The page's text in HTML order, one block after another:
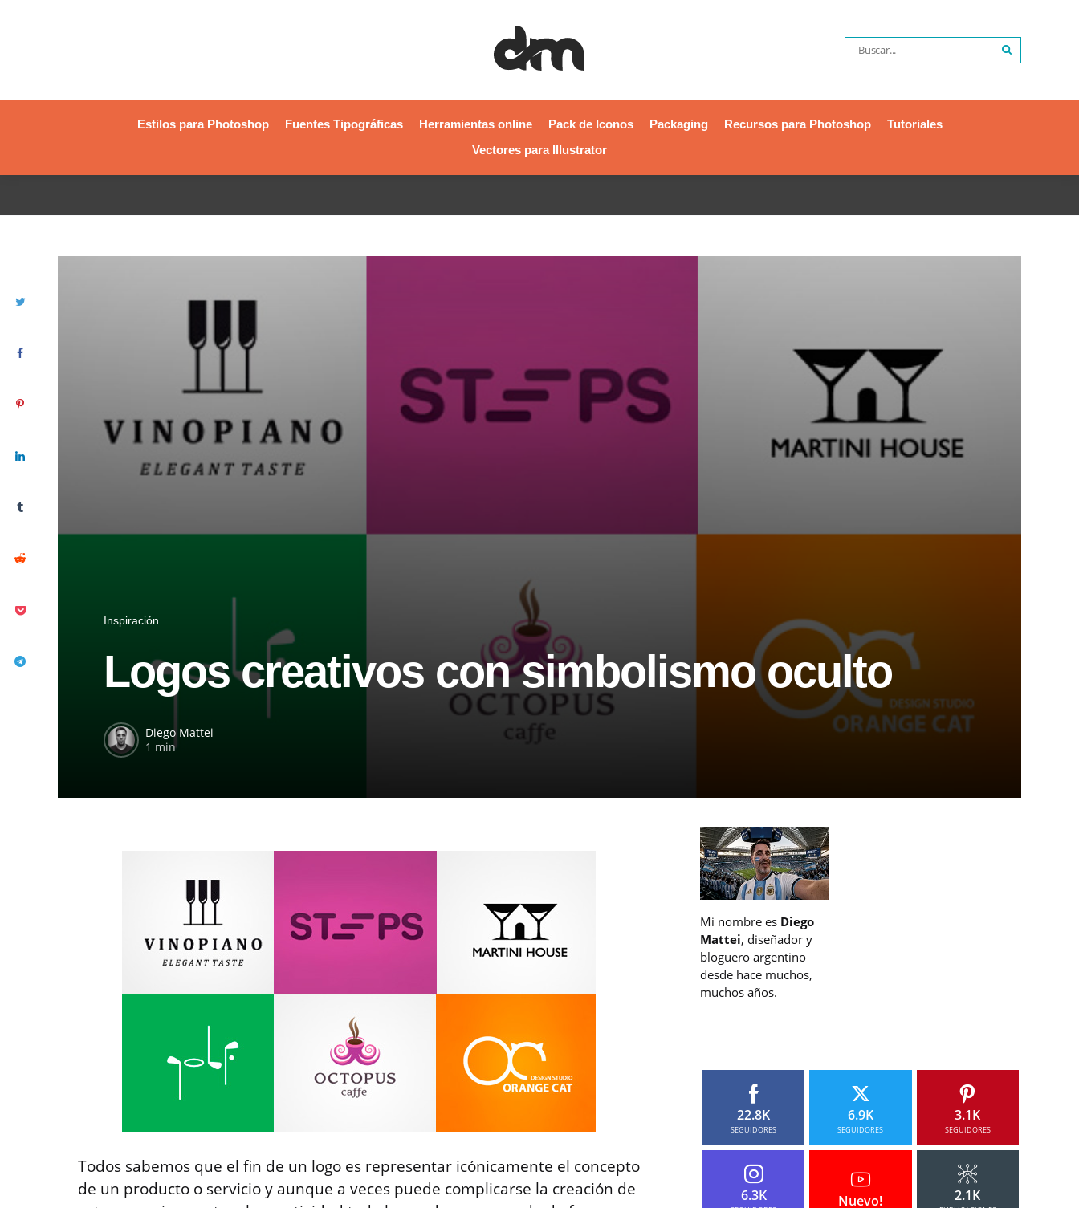
Estilos para Photoshop Fuentes Tipográficas Herramientas online Pack de Iconos Packaging Recursos para Photoshop
Tutoriales
Vectores para Illustrator
Inspiración
Logos creativos con simbolismo oculto
Diego Mattei
1 min
Todos sabemos que el fin de un logo es representar icónicamente el concepto
de un producto o servicio y aunque a veces puede complicarse la creación de
Mi nombre es Diego
Mattei, diseñador y
bloguero argentino
desde hace muchos,
muchos años.
22.8K
SEGUIDORES
6.9K
SEGUIDORES
3.1K
SEGUIDORES
6.3K Nuevo! 2.1K